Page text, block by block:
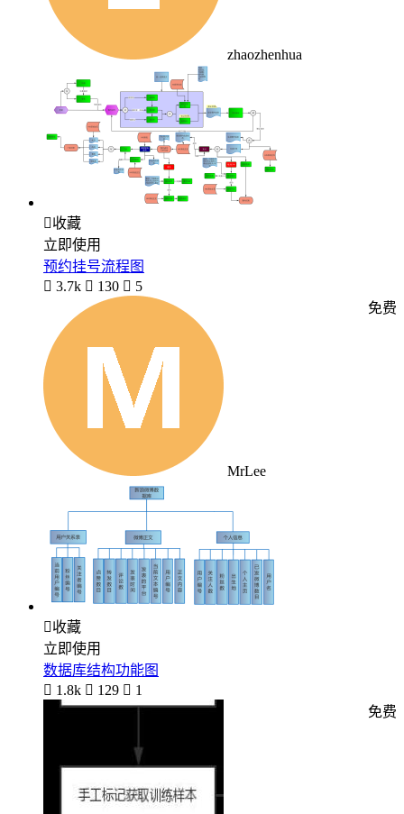
zhaozhenhua
收藏
立即使用
预约挂号流程图
 3.7k  130  5
MrLee
免费
收藏
立即使用
数据库结构功能图
 1.8k  129  1
免费